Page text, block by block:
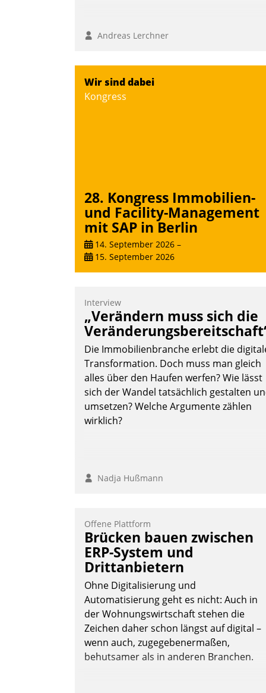
Andreas Lerchner
Wir sind dabei
Kongress
28. Kongress Immobilien-
und Facility-Management
mit SAP in Berlin
14. September 2026 –
15. September 2026
Interview
„Verändern muss sich die
Die Immobilienbranche erlebt die
Transformation. Doch muss man gleich
alles über den Haufen werfen? Wie lässt
sich der Wandel tatsächlich gestalten
umsetzen? Welche Argumente zählen
wirklich?
Nadja Hußmann
Offene Plattform
Brücken bauen zwischen
ERP-System und
Drittanbietern
Ohne Digitalisierung und
Automatisierung geht es nicht: Auch in
der Wohnungswirtschaft stehen die
Zeichen daher schon längst auf digital –
wenn auch, zugegebenermaßen,
behutsamer als in anderen Branchen.